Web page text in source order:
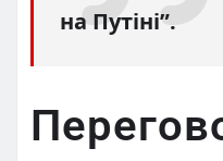
на Путіні”.